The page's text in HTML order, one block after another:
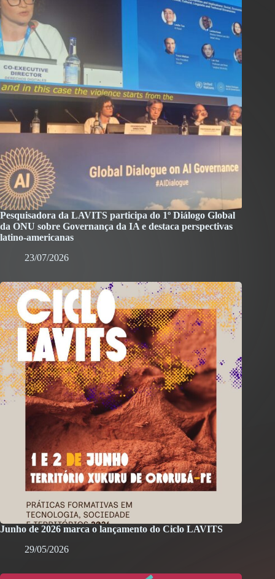
Pesquisadora da LAVITS participa do 1º Diálogo Global
da ONU sobre Governança da IA e destaca perspectivas
latino-americanas
23/07/2026
Junho de 2026 marca o lançamento do Ciclo LAVITS
29/05/2026